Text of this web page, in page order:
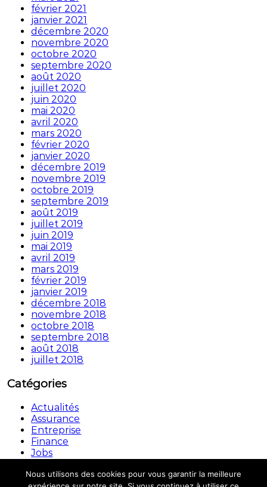
février 2021
janvier 2021
décembre 2020
novembre 2020
octobre 2020
septembre 2020
août 2020
juillet 2020
juin 2020
mai 2020
avril 2020
mars 2020
février 2020
janvier 2020
décembre 2019
novembre 2019
octobre 2019
septembre 2019
août 2019
juillet 2019
juin 2019
mai 2019
avril 2019
mars 2019
février 2019
janvier 2019
décembre 2018
novembre 2018
octobre 2018
septembre 2018
août 2018
juillet 2018
Catégories
Actualités
Assurance
Entreprise
Finance
Jobs
Nous utilisons des cookies pour vous garantir la meilleure